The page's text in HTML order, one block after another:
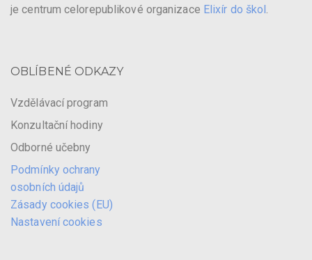
je centrum celorepublikové organizace Elixír do škol .
OBLÍBENÉ ODKAZY
Vzdělávací program
Konzultační hodiny
Odborné učebny
Podmínky ochrany
osobních údajů
Zásady cookies (EU)
Nastavení cookies